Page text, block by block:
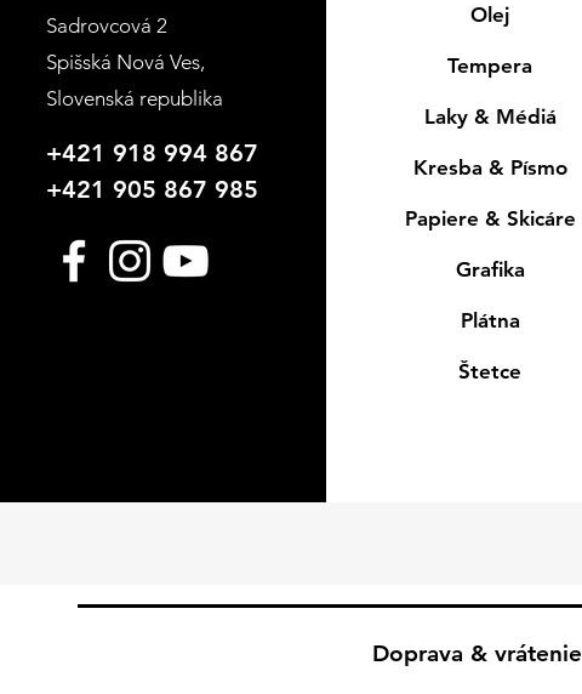
Sadrovcová 2
Spišská Nová Ves,
Slovenská republika
+421 918 994 867
+421 905 867 985
Olej
Tempera
Laky & Médiá
Kresba & Písmo
Papiere & Skicáre
Grafika
Plátna
Štetce
Doprava & vrátenie